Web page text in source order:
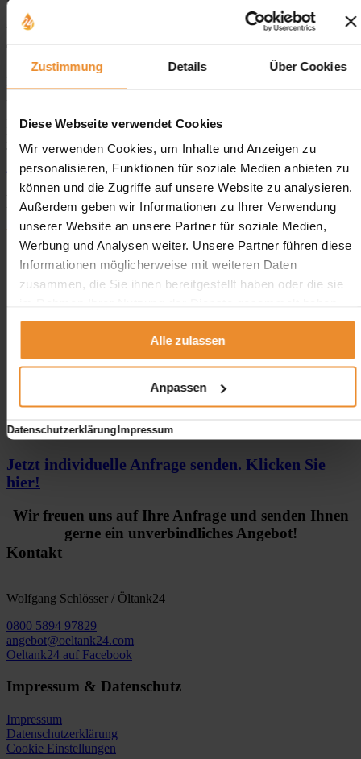
Zustimmung Details Über Cookies
Diese Webseite verwendet Cookies
Wir verwenden Cookies, um Inhalte und Anzeigen zu
personalisieren, Funktionen für soziale Medien anbieten zu
können und die Zugriffe auf unsere Website zu analysieren.
Außerdem geben wir Informationen zu Ihrer Verwendung
unserer Website an unsere Partner für soziale Medien,
Werbung und Analysen weiter. Unsere Partner führen diese
Informationen möglicherweise mit weiteren Daten
zusammen, die Sie ihnen bereitgestellt haben oder die sie
Alle zulassen
Anpassen
DatenschutzerklärungImpressum
Wie schnell erhalte ich ein Angebot für eine
Für ein Angebot benötigen wir Ihre Kontaktdaten sowie eine kurze
Tankvolumen). Hier können Sie jederzeit ein unverbindliches
Angebot anfordern.
Das sagen unsere Kunden
Klicken Sie hier um Ihre Einstellungen zu bearbeiten.
Jetzt individuelle Anfrage senden. Klicken Sie
hier!
Wir freuen uns auf Ihre Anfrage und senden Ihnen
gerne ein unverbindliches Angebot!
Kontakt
Wolfgang Schlösser / Öltank24
0800 5894 97829
angebot@oeltank24.com
Oeltank24 auf Facebook
Impressum & Datenschutz
Impressum
Datenschutzerklärung
Cookie Einstellungen